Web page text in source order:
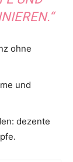
ohne
und
dezente